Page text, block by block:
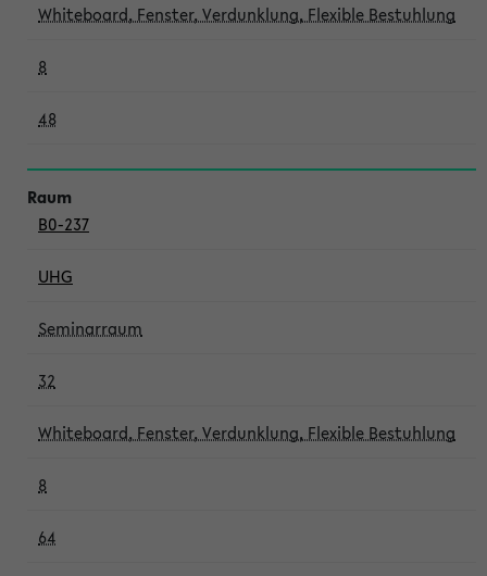
Whiteboard, Fenster, Verdunklung, Flexible Bestuhlung
8
48
B0-237
UHG
Seminarraum
32
Whiteboard, Fenster, Verdunklung, Flexible Bestuhlung
8
64